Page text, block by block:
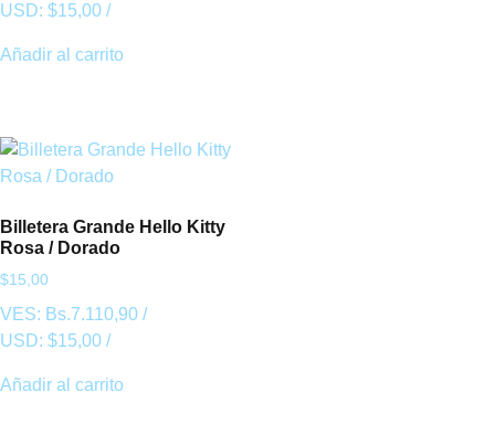
USD: $15,00 /
Añadir al carrito
Billetera Grande Hello Kitty
Rosa / Dorado
$15,00
VES: Bs.7.110,90 /
USD: $15,00 /
Añadir al carrito